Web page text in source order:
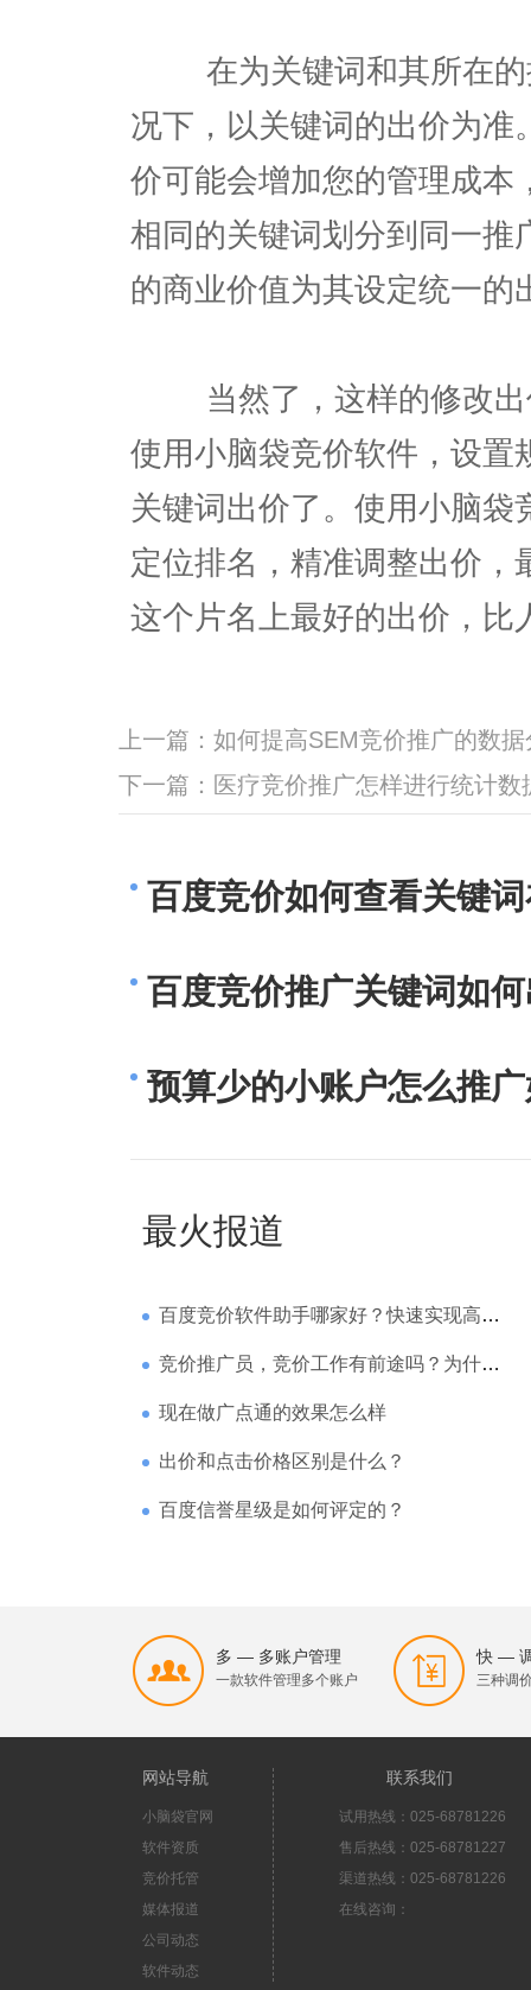
在为关键词和其所在的
况下，以关键词的出价为准
价可能会增加您的管理成本
相同的关键词划分到同一推
的商业价值为其设定统一的
当然了，这样的修改出
使用小脑袋竞价软件，设置
关键词出价了。使用小脑
定位排名，精准调整出价
这个片名上最好的出价，比
上一篇： 如何提高SEM竞价推广的数
下一篇： 医疗竞价推广怎样进行统计数
百度竞价如何查看关键
百度竞价推广关键词如
预算少的小账户怎么推
最火报道
百度竞价软件助手哪家好？快速实现高回报哪家强？
竞价推广员，竞价工作有前途吗？为什么待遇那么高
现在做广点通的效果怎么样
出价和点击价格区别是什么？
百度信誉星级是如何评定的？
多 — 多账户管理
一款软件管理多个账户
快 —
三种调
网站导航
小脑袋官网
软件资质
竞价托管
媒体报道
公司动态
软件动态
联系我们
试用热线：025-68781226
售后热线：025-68781227
渠道热线：025-68781226
在线咨询：